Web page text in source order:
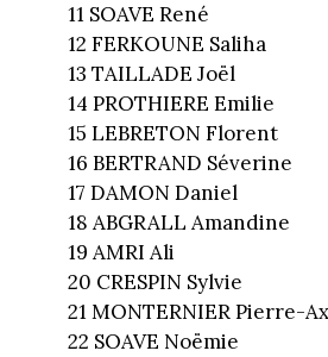
11 SOAVE René
12 FERKOUNE Saliha
13 TAILLADE Joël
14 PROTHIERE Emilie
15 LEBRETON Florent
16 BERTRAND Séverine
17 DAMON Daniel
18 ABGRALL Amandine
19 AMRI Ali
20 CRESPIN Sylvie
21 MONTERNIER Pierre-
22 SOAVE Noëmie